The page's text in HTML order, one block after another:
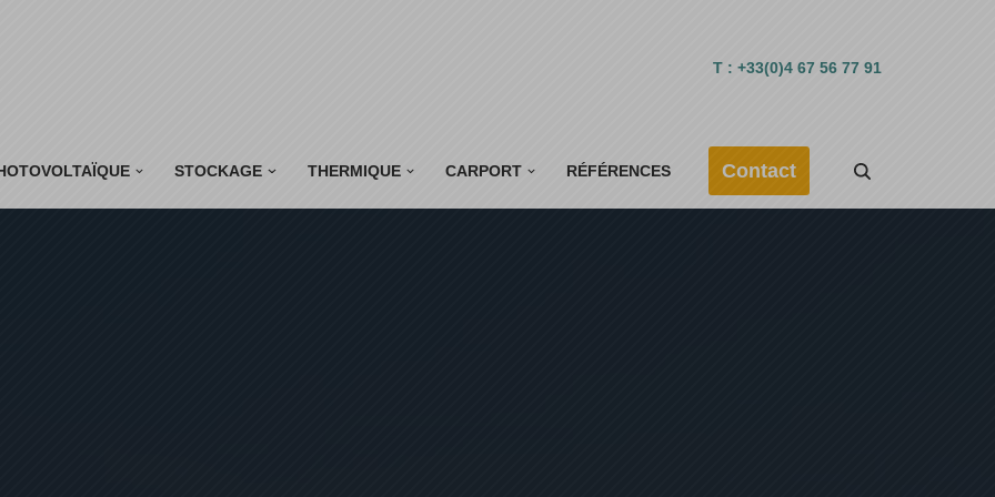
T : +33(0)4 67 56 77 91
STOCKAGE THERMIQUE CARPORT RÉFÉRENCES Contact